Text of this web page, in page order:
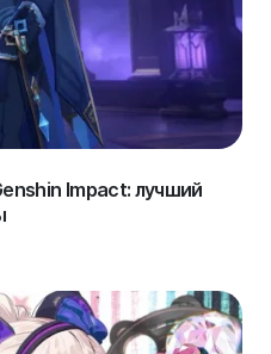
Impact: лучший